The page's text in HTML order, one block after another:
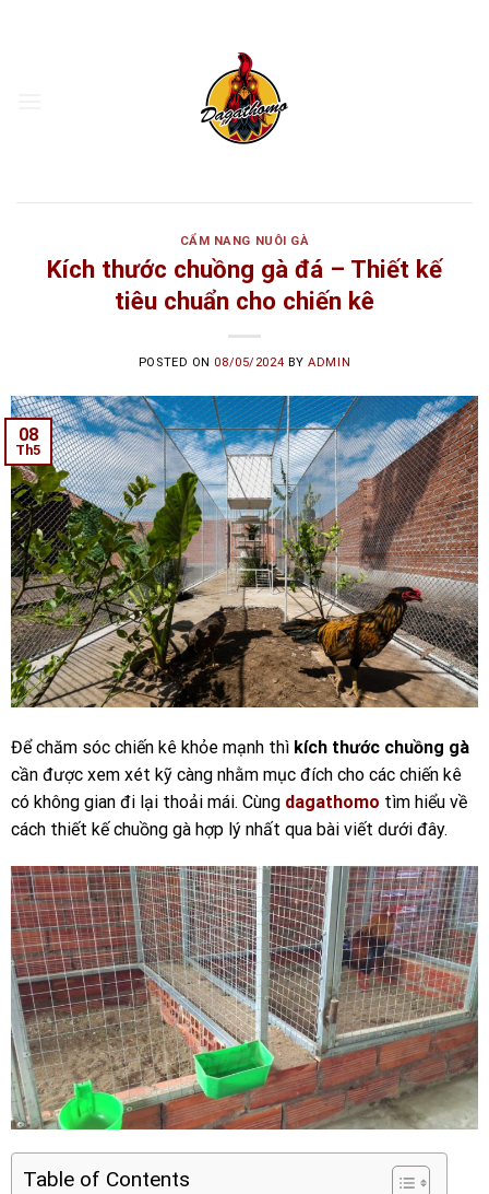
CẨM NANG NUÔI GÀ
Kích thước chuồng gà đá – Thiết kế
tiêu chuẩn cho chiến kê
POSTED ON 08/05/2024 BYADMIN
08
Th5
Để chăm sóc chiến kê khỏe mạnh thì kích thước chuồng gà
cần được xem xét kỹ càng nhằm mục đích cho các chiến kê
có không gian đi lại thoải mái. Cùng dagathomo tìm hiểu về
cách thiết kế chuồng gà hợp lý nhất qua bài viết dưới đây.
Table of Contents